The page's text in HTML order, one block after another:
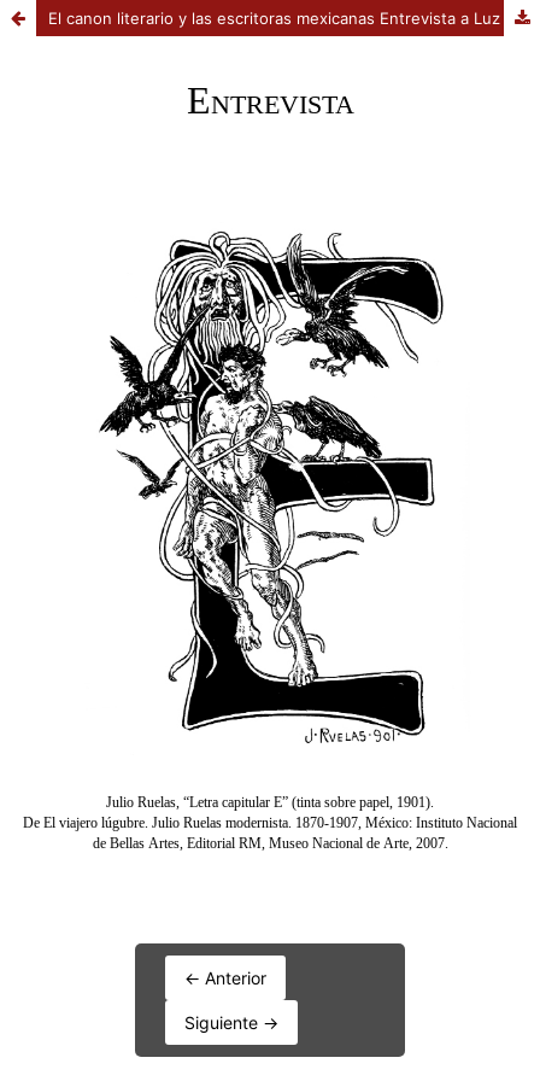
El canon literario y las escritoras mexicanas Entrevista a Luz Elena Gutiérrez de Velasco
← Anterior
Siguiente →